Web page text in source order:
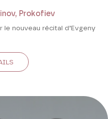
Prokofiev
nouveau récital d’Evgeny